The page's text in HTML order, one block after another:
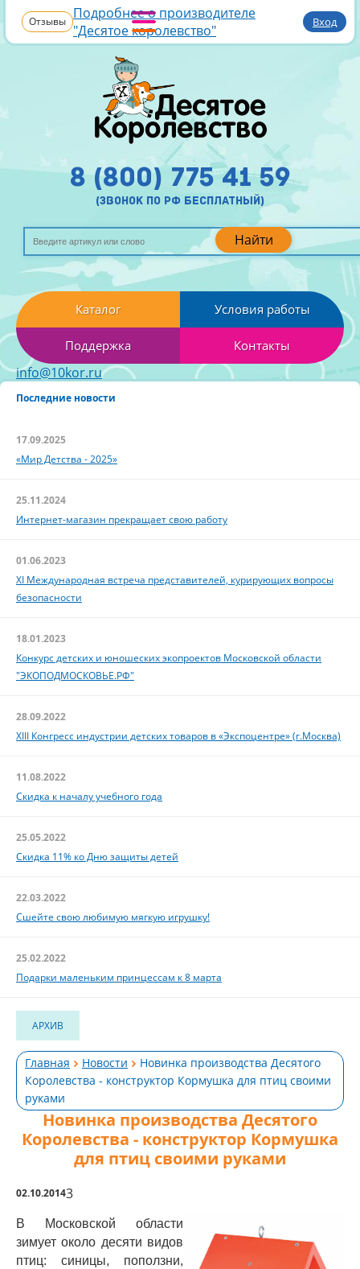
Отзывы Подробнее о производителе
"Десятое королевство"
Вход
Найти
8 (800) 775 41 59
(звонок по рф бесплатный)
Каталог Условия работы
Поддержка Контакты
info@10kor.ru
Последние новости
17.09.2025
«Мир Детства - 2025»
25.11.2024
Интернет-магазин прекращает свою работу
01.06.2023
XI Международная встреча представителей, курирующих вопросы
безопасности
18.01.2023
Конкурс детских и юношеских экопроектов Московской области
"ЭКОПОДМОСКОВЬЕ.РФ"
28.09.2022
XIII Конгресс индустрии детских товаров в «Экспоцентре» (г.Москва)
11.08.2022
Скидка к началу учебного года
25.05.2022
Скидка 11% ко Дню защиты детей
22.03.2022
Сшейте свою любимую мягкую игрушку!
25.02.2022
Подарки маленьким принцессам к 8 марта
АРХИВ
Главная Новости
Новинка производства Десятого
Королевства - конструктор Кормушка для птиц своими
руками
Новинка производства Десятого
Королевства - конструктор Кормушка
для птиц своими руками
02.10.20143
В Московской области
зимует около десяти видов
птиц: синицы, поползни,